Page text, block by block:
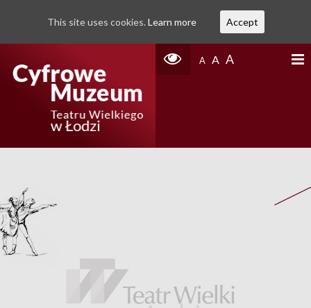
A A A
This site uses cookies. Learn more Accept